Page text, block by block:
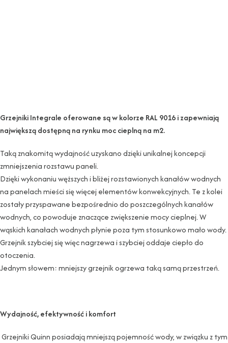
Grzejniki Integrale oferowane są w kolorze RAL 9016 i zapewniają
największą dostępną na rynku moc cieplną na m2.
Taką znakomitą wydajność uzyskano dzięki unikalnej koncepcji
zmniejszenia rozstawu paneli.
Dzięki wykonaniu węższych i bliżej rozstawionych kanałów wodnych
na panelach mieści się więcej elementów konwekcyjnych. Te z kolei
zostały przyspawane bezpośrednio do poszczególnych kanałów
wodnych, co powoduje znaczące zwiększenie mocy cieplnej. W
wąskich kanałach wodnych płynie poza tym stosunkowo mało wody.
Grzejnik szybciej się więc nagrzewa i szybciej oddaje ciepło do
otoczenia.
Jednym słowem: mniejszy grzejnik ogrzewa taką samą przestrzeń.
Wydajność, efektywność i komfort
Grzejniki Quinn posiadają mniejszą pojemność wody, w związku z tym